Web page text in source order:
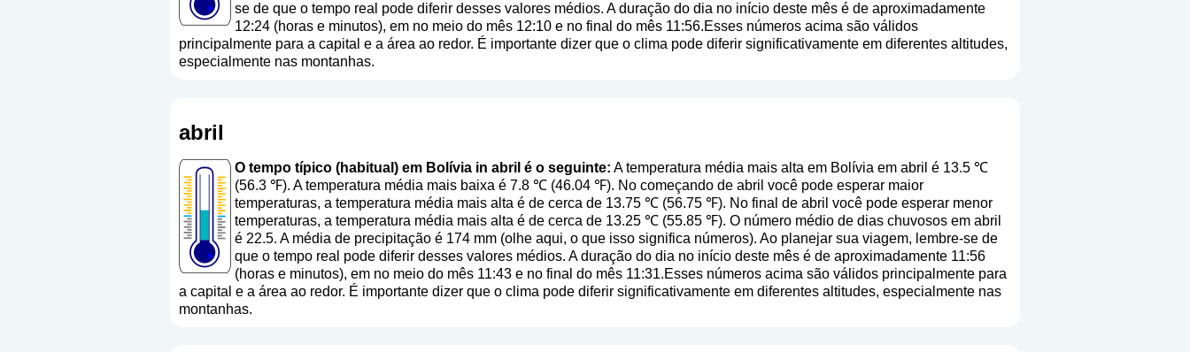
se de que o tempo real pode diferir desses valores médios. A duração do dia no início deste mês é de aproximadamente
12:24 (horas e minutos), em no meio do mês 12:10 e no final do mês 11:56.Esses números acima são válidos
principalmente para a capital e a área ao redor. É importante dizer que o clima pode diferir significativamente em diferentes altitudes,
especialmente nas montanhas.
abril
O tempo típico (habitual) em Bolívia in abril é o seguinte: A temperatura média mais alta em Bolívia em abril é 13.5 ℃
(56.3 ℉). A temperatura média mais baixa é 7.8 ℃ (46.04 ℉). No começando de abril você pode esperar maior
temperaturas, a temperatura média mais alta é de cerca de 13.75 ℃ (56.75 ℉). No final de abril você pode esperar menor
temperaturas, a temperatura média mais alta é de cerca de 13.25 ℃ (55.85 ℉). O número médio de dias chuvosos em abril
é 22.5. A média de precipitação é 174 mm (olhe aqui, o que isso significa números). Ao planejar sua viagem, lembre-se de
que o tempo real pode diferir desses valores médios. A duração do dia no início deste mês é de aproximadamente 11:56
(horas e minutos), em no meio do mês 11:43 e no final do mês 11:31.Esses números acima são válidos principalmente para
a capital e a área ao redor. É importante dizer que o clima pode diferir significativamente em diferentes altitudes, especialmente nas
montanhas.